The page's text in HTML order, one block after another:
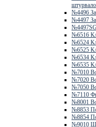
№4496
№4497
№6516
№6524
№6525
№6534
№6535
№7010
№7020
№7050
№7110
№8001
№8853
№8854
№9010